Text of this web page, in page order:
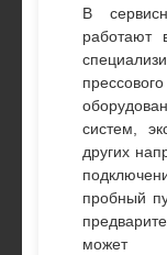
В
работают
систем,
других
пробный
может